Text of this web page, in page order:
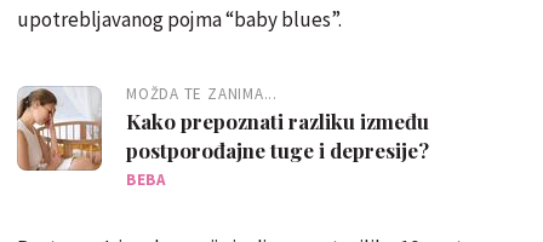
upotrebljavanog pojma “baby blues”.
MOŽDA TE ZANIMA...
Kako prepoznati razliku između
postporođajne tuge i depresije?
BEBA